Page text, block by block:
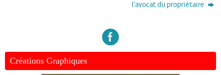
l’avocat du propriétaire
Créations Graphiques